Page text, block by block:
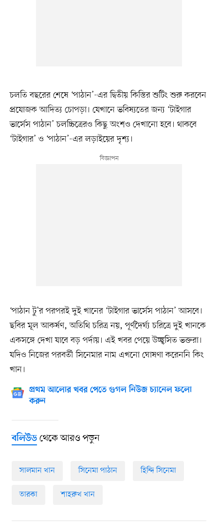
চলতি বছরের শেষে ‘পাঠান’-এর দ্বিতীয় কিস্তির শুটিং শুরু করবেন
প্রযোজক আদিত্য চোপড়া। যেখানে ভবিষ্যতের জন্য ‘টাইগার
ভার্সেস পাঠান’ চলচ্চিত্রেরও কিছু অংশও দেখানো হবে। থাকবে
‘টাইগার’ ও ‘পাঠান’-এর লড়াইয়ের দৃশ্য।
‘পাঠান টু’র পরপরই দুই খানের ‘টাইগার ভার্সেস পাঠান’ আসবে।
ছবির মূল আকর্ষণ, অতিথি চরিত্র নয়, পূর্ণদৈর্ঘ্য চরিত্রে দুই খানকে
একসঙ্গে দেখা যাবে বড় পর্দায়। এই খবর পেয়ে উচ্ছ্বসিত ভক্তরা।
যদিও নিজের পরবর্তী সিনেমার নাম এখনো ঘোষণা করেননি কিং
খান।
প্রথম আলোর খবর পেতে গুগল নিউজ চ্যানেল ফলো
করুন
বলিউডথেকে আরও পড়ুন
সালমান খান সিনেমা পাঠান হিন্দি সিনেমা
তারকা শাহরুখ খান